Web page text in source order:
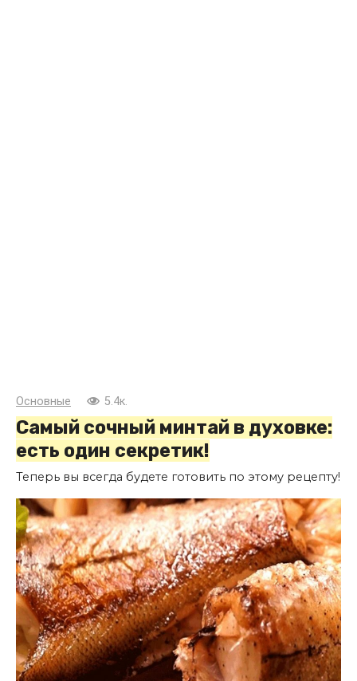
Основные 5.4к.
Самый сочный минтай в духовке:
есть один секретик!
Теперь вы всегда будете готовить по этому рецепту!